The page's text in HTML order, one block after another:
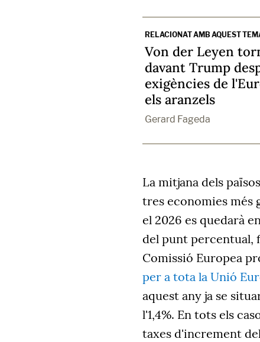
RELACIONAT AMB AQUEST
Von der Leyen
davant Trump
exigències de
els aranzels
Gerard Fageda
La mitjana dels
tres economies més
el 2026 es quedarà
del punt percentual,
Comissió Europea
per a tota la Unió
aquest any ja se
l'1,4%. En tots els
taxes d'increment